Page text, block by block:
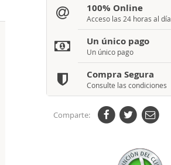
100% Online
Acceso las 24 horas al día
Un único pago
Un único pago
Compra Segura
Consulte las condiciones
Comparte: